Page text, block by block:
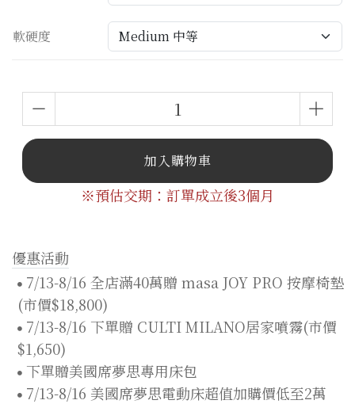
軟硬度
加入購物車
※預估交期：訂單成立後3個月
優惠活動
7/13-8/16 全店滿40萬贈 masa JOY PRO 按摩椅墊
(市價$18,800)
7/13-8/16 下單贈 CULTI MILANO居家噴霧(市價
$1,650)
下單贈美國席夢思專用床包
7/13-8/16 美國席夢思電動床超值加購價低至2萬